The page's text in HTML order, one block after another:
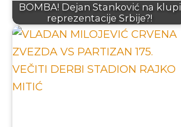
BOMBA! Dejan Stanković na klupi
reprezentacije Srbije?!